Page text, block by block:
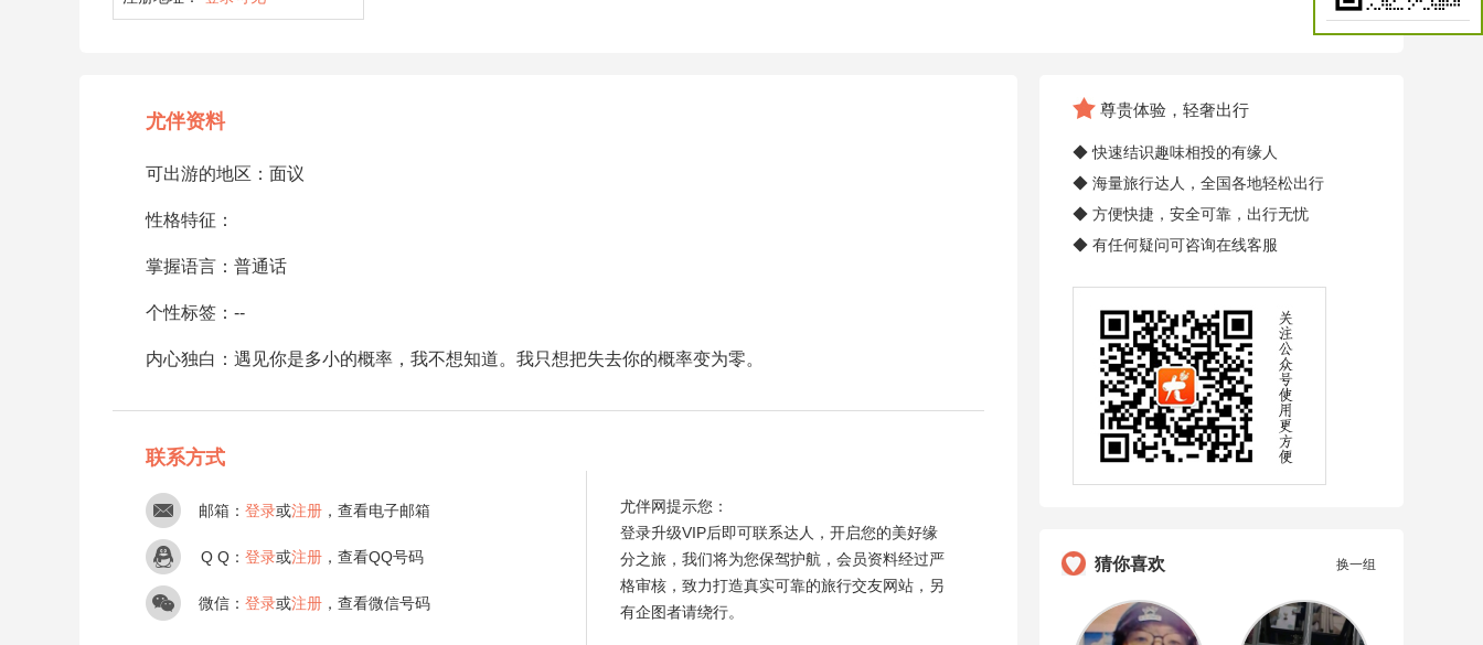
尤伴资料
可出游的地区：面议
性格特征：
掌握语言：普通话
个性标签：--
内心独白：遇见你是多小的概率，我不想知道。我只想把失去你的概率变为零。
联系方式
邮箱： 登录或注册 ，查看电子邮箱
Q Q： 登录或注册 ，查看QQ号码
微信： 登录或注册 ，查看微信号码
尤伴网提示您：
登录升级VIP后即可联系达人，开启您的美好缘
分之旅，我们将为您保驾护航，会员资料经过严
格审核，致力打造真实可靠的旅行交友网站，另
有企图者请绕行。
尊贵体验，轻奢出行
◆ 快速结识趣味相投的有缘人
◆ 海量旅行达人，全国各地轻松出行
◆ 方便快捷，安全可靠，出行无忧
◆ 有任何疑问可咨询在线客服
猜你喜欢 换一组